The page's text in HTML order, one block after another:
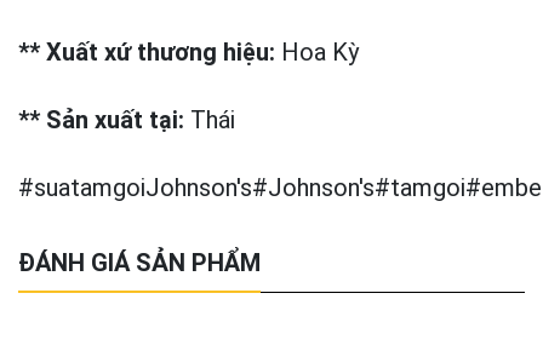
** Xuất xứ thương hiệu: Hoa Kỳ
** Sản xuất tại: Thái
ĐÁNH GIÁ SẢN PHẨM